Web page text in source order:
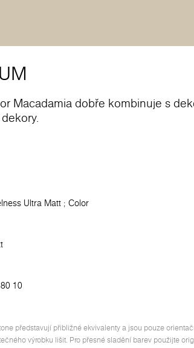
UM
Macadamia dobře kombinuje s
Ultra Matt Color
10
představují přibližné ekvivalenty a jsou pouze
výrobku lišit. Pro přesné sladění barev použijte